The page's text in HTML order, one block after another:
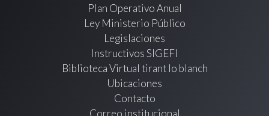
Plan Operativo Anual
Ley Ministerio Público
Legislaciones
Instructivos SIGEFI
Biblioteca Virtual tirant lo blanch
Ubicaciones
Contacto
Correo institucional